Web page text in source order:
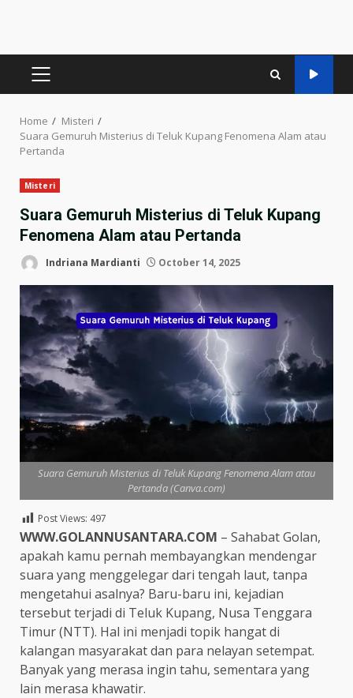
PRIMARY
Home
Misteri
Suara Gemuruh Misterius di Teluk Kupang Fenomena Alam atau
Pertanda
Misteri
Suara Gemuruh Misterius di Teluk Kupang
Fenomena Alam atau Pertanda
Indriana Mardianti October 14, 2025
Suara Gemuruh Misterius di Teluk Kupang Fenomena Alam atau
Pertanda (Canva.com)
Post Views: 497
WWW.GOLANNUSANTARA.COM – Sahabat Golan,
apakah kamu pernah membayangkan mendengar
suara yang menggelegar dari tengah laut, tanpa
mengetahui asalnya? Baru-baru ini, kejadian
tersebut terjadi di Teluk Kupang, Nusa Tenggara
Timur (NTT). Hal ini menjadi topik hangat di
kalangan masyarakat dan para nelayan setempat.
Banyak yang merasa ingin tahu, sementara yang
lain merasa khawatir.